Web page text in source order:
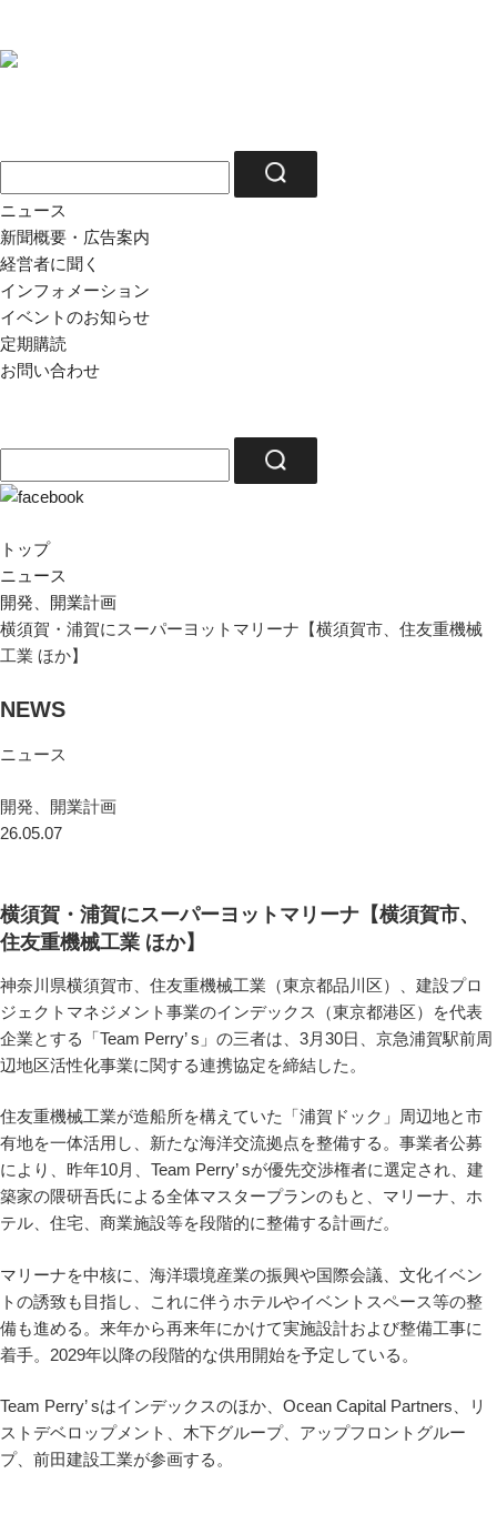
ニュース
新聞概要・広告案内
経営者に聞く
インフォメーション
イベントのお知らせ
定期購読
お問い合わせ
トップ
ニュース
開発、開業計画
横須賀・浦賀にスーパーヨットマリーナ【横須賀市、住友重機械
工業 ほか】
NEWS
ニュース
開発、開業計画
26.05.07
横須賀・浦賀にスーパーヨットマリーナ【横須賀市、
住友重機械工業 ほか】
神奈川県横須賀市、住友重機械工業（東京都品川区）、建設プロ
ジェクトマネジメント事業のインデックス（東京都港区）を代表
企業とする「Team Perry’ s」の三者は、3月30日、京急浦賀駅前周
辺地区活性化事業に関する連携協定を締結した。
住友重機械工業が造船所を構えていた「浦賀ドック」周辺地と市
有地を一体活用し、新たな海洋交流拠点を整備する。事業者公募
により、昨年10月、Team Perry’ sが優先交渉権者に選定され、建
築家の隈研吾氏による全体マスタープランのもと、マリーナ、ホ
テル、住宅、商業施設等を段階的に整備する計画だ。
マリーナを中核に、海洋環境産業の振興や国際会議、文化イベン
トの誘致も目指し、これに伴うホテルやイベントスペース等の整
備も進める。来年から再来年にかけて実施設計および整備工事に
着手。2029年以降の段階的な供用開始を予定している。
Team Perry’ sはインデックスのほか、Ocean Capital Partners、リ
ストデベロップメント、木下グループ、アップフロントグルー
プ、前田建設工業が参画する。